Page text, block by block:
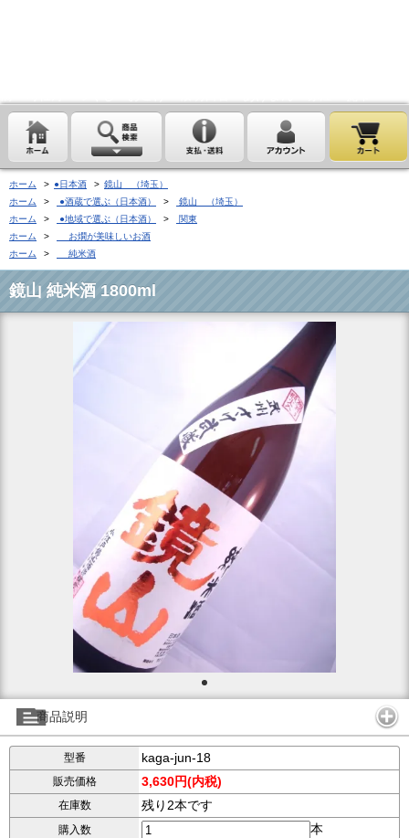
ホーム > ●日本酒 > 鏡山 （埼玉）
ホーム
> ●酒蔵で選ぶ（日本酒） >
鏡山 （埼玉）
ホーム
> ●地域で選ぶ（日本酒） >
関東
ホーム
>
お燗が美味しいお酒
ホーム
> 純米酒
鏡山 純米酒 1800ml
商品説明
型番 kaga-jun-18
販売価格 3,630円(内税)
在庫数 残り2本です
購入数 本